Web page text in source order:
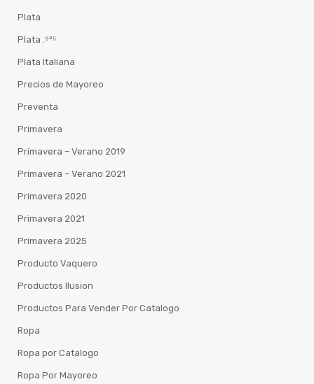
Plata
Plata .⁹²⁵
Plata Italiana
Precios de Mayoreo
Preventa
Primavera
Primavera – Verano 2019
Primavera – Verano 2021
Primavera 2020
Primavera 2021
Primavera 2025
Producto Vaquero
Productos Ilusion
Productos Para Vender Por Catalogo
Ropa
Ropa por Catalogo
Ropa Por Mayoreo